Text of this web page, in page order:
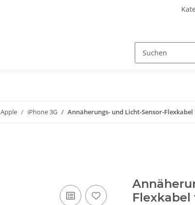
Apple iPhone 3G Annäherungs- und Licht-Sensor-Flexkabel
Flexkabel